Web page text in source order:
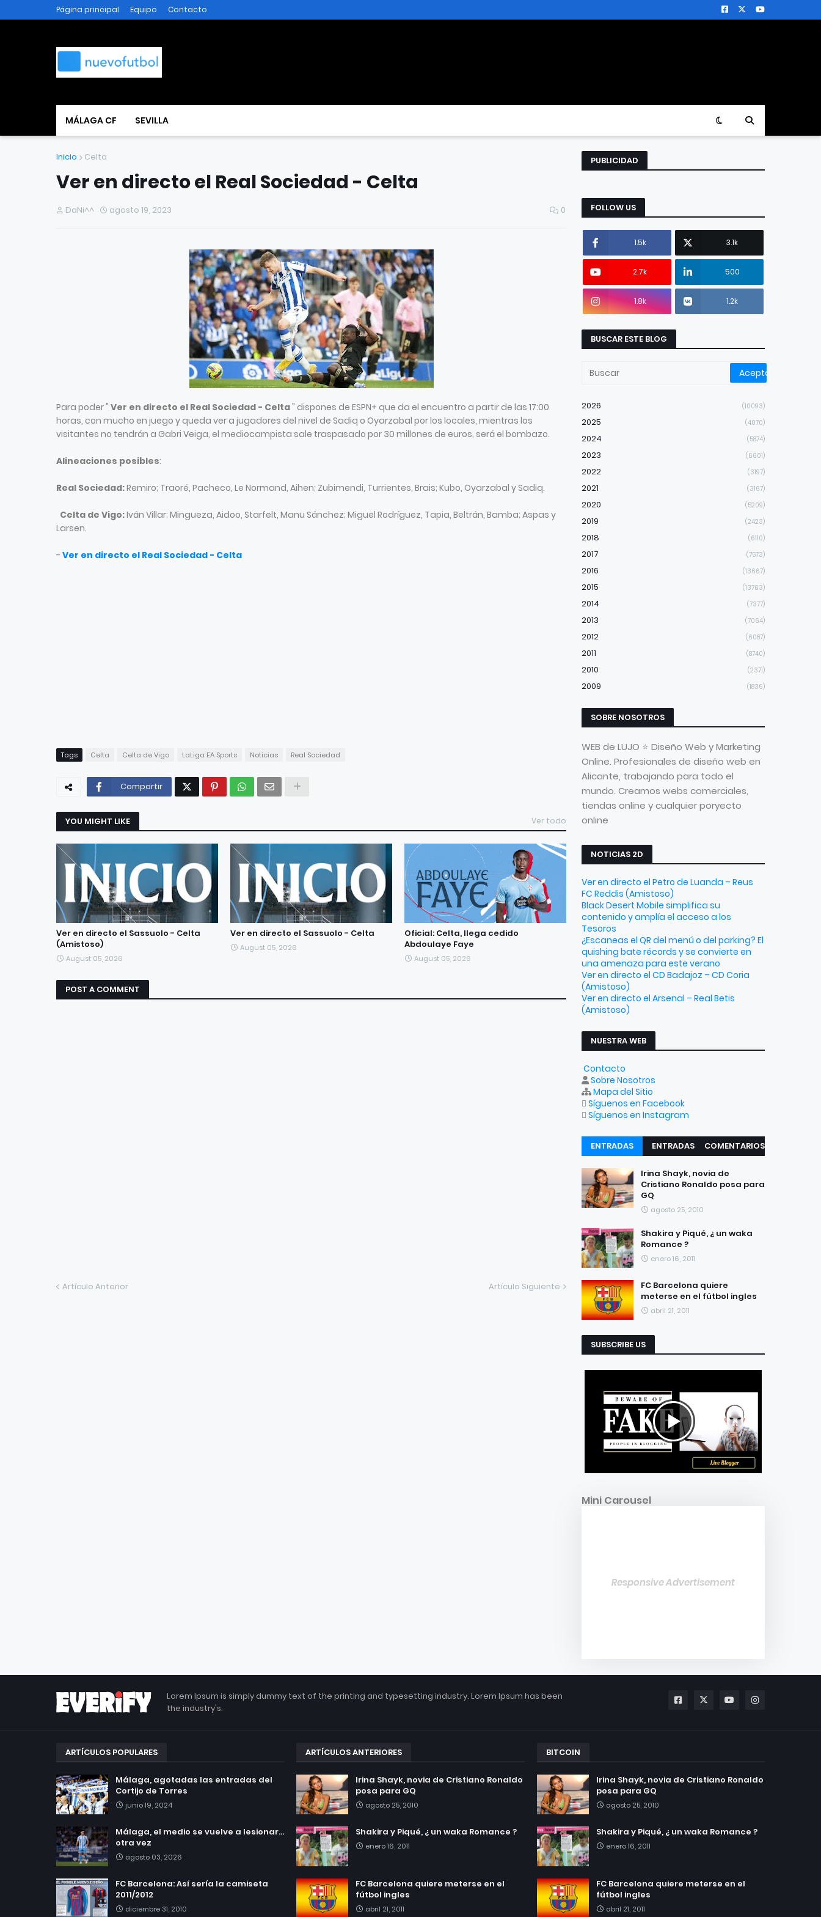
Página principal Equipo Contacto
MÁLAGA CF SEVILLA
Inicio Celta
Ver en directo el Real Sociedad - Celta
DaNi^^ agosto 19, 2023 0
Para poder " Ver en directo el Real Sociedad - Celta" dispones de ESPN+ que da el encuentro a partir de las 17:00
horas, con mucho en juego y queda ver a jugadores del nivel de Sadiq o Oyarzabal por los locales, mientras los
visitantes no tendrán a Gabri Veiga, el mediocampista sale traspasado por 30 millones de euros, será el bombazo.
Alineaciones posibles:
Real Sociedad:Remiro; Traoré, Pacheco, Le Normand, Aihen; Zubimendi, Turrientes, Brais; Kubo, Oyarzabal y Sadiq.
Celta de Vigo:Iván Villar; Mingueza, Aidoo, Starfelt, Manu Sánchez; Miguel Rodríguez, Tapia, Beltrán, Bamba; Aspas y
Larsen.
- Ver en directo el Real Sociedad - Celta
Tags Celta Celta de Vigo LaLiga EA Sports Noticias Real Sociedad
Compartir
YOU MIGHT LIKE Ver todo
Ver en directo el Sassuolo - Celta
(Amistoso)
August 05, 2026
Ver en directo el Sassuolo - Celta
August 05, 2026
Oficial: Celta, llega cedido
Abdoulaye Faye
August 05, 2026
POST A COMMENT
Artículo Anterior Artículo Siguiente
PUBLICIDAD
FOLLOW US
1.5k 3.1k
2.7k 500
1.8k 1.2k
BUSCAR ESTE BLOG
2026 (10093)
2025 (4070)
2024 (5874)
2023 (6601)
2022 (3197)
2021 (3167)
2020 (5209)
2019 (2423)
2018 (6110)
2017 (7573)
2016 (13667)
2015 (13763)
2014 (7377)
2013 (7064)
2012 (6087)
2011 (8740)
2010 (2371)
2009 (1836)
SOBRE NOSOTROS
WEB de LUJO ⭐ Diseño Web y Marketing
Online. Profesionales de diseño web en
Alicante, trabajando para todo el
mundo. Creamos webs comerciales,
tiendas online y cualquier poryecto
online
NOTICIAS 2D
Ver en directo el Petro de Luanda – Reus
FC Reddis (Amistoso)
Black Desert Mobile simplifica su
contenido y amplía el acceso a los
Tesoros
¿Escaneas el QR del menú o del parking? El
quishing bate récords y se convierte en
una amenaza para este verano
Ver en directo el CD Badajoz – CD Coria
(Amistoso)
Ver en directo el Arsenal – Real Betis
(Amistoso)
NUESTRA WEB
Contacto
Sobre Nosotros
Mapa del Sitio
Síguenos en Facebook
Síguenos en Instagram
ENTRADAS
RECIENTES
ENTRADAS
COMENTARIOS
Irina Shayk, novia de
Cristiano Ronaldo posa para
GQ
agosto 25, 2010
Shakira y Piqué, ¿ un waka
Romance ?
enero 16, 2011
FC Barcelona quiere
meterse en el fútbol ingles
abril 21, 2011
SUBSCRIBE US
Mini Carousel
Responsive Advertisement
Lorem Ipsum is simply dummy text of the printing and typesetting industry. Lorem Ipsum has been
the industry's.
ARTÍCULOS POPULARES
Málaga, agotadas las entradas del
Cortijo de Torres
junio 19, 2024
Málaga, el medio se vuelve a lesionar...
otra vez
agosto 03, 2026
FC Barcelona: Así sería la camiseta
2011/2012
diciembre 31, 2010
ARTÍCULOS ANTERIORES
Irina Shayk, novia de Cristiano Ronaldo
posa para GQ
agosto 25, 2010
Shakira y Piqué, ¿ un waka Romance ?
enero 16, 2011
FC Barcelona quiere meterse en el
fútbol ingles
abril 21, 2011
BITCOIN
Irina Shayk, novia de Cristiano Ronaldo
posa para GQ
agosto 25, 2010
Shakira y Piqué, ¿ un waka Romance ?
enero 16, 2011
FC Barcelona quiere meterse en el
fútbol ingles
abril 21, 2011